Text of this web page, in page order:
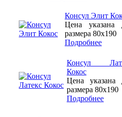
Консул Элит
Цена указана
размера 80х190
Подробнее
Консул
Кокос
Цена указана
размера 80х190
Подробнее